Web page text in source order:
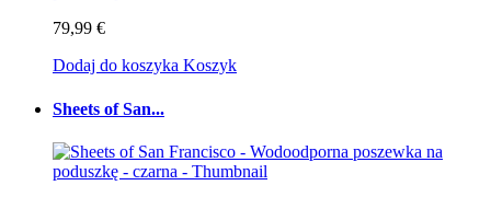
79,99 €
Dodaj do koszyka Koszyk
Sheets of San...